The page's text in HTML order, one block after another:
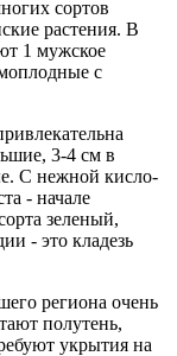
сортов
растения. В
1 мужское
с
3-4 см в
С нежной кисло-
- начале
зеленый,
- это кладезь
региона очень
полутень,
укрытия на